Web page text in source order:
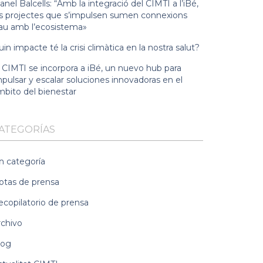
Balcells: “Amb la integració del CIMTI a l’iBé,
projectes que s’impulsen sumen connexions
amb l’ecosistema»
impacte té la crisi climàtica en la nostra salut?
CIMTI se incorpora a iBé, un nuevo hub para
y escalar soluciones innovadoras en el
del bienestar
categoría
de prensa
de prensa